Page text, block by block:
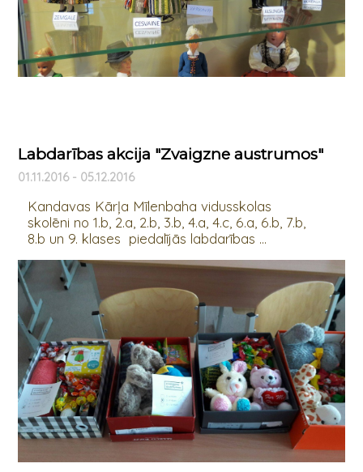
Labdarības akcija "Zvaigzne austrumos"
01.11.2016 - 05.12.2016
Kandavas Kārļa Mīlenbaha vidusskolas
skolēni no 1.b, 2.a, 2.b, 3.b, 4.a, 4.c, 6.a, 6.b, 7.b,
8.b un 9. klases piedalījās labdarības ...